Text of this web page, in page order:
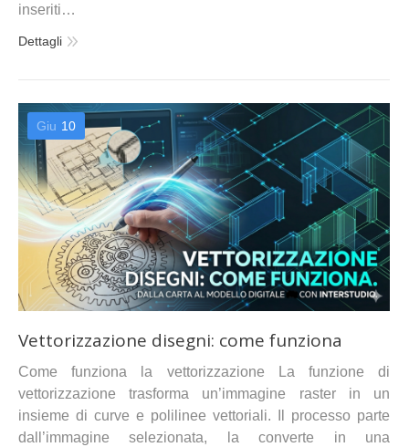
inseriti…
Dettagli
Giu 10
Vettorizzazione disegni: come funziona
Come funziona la vettorizzazione La funzione di
vettorizzazione trasforma un’immagine raster in un
insieme di curve e polilinee vettoriali. Il processo parte
dall’immagine selezionata, la converte in una